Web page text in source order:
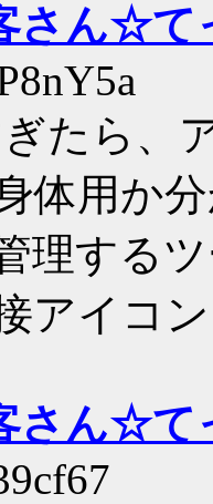
さん☆て
たら、
体用か
理する
アイコ
さん☆て